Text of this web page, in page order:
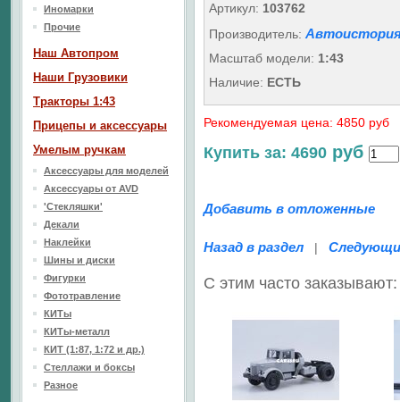
Артикул: 103762
Производитель:
Масштаб модели: 1:43
Наличие: ЕСТЬ
Рекомендуемая цена: 4850 руб
Купить за: 4690 руб
Добавить в отложенные
Назад в раздел |
С этим часто заказывают:
Иномарки
Прочие
Наш Aвтопром
Наши Грузовики
Тракторы 1:43
Прицепы и аксессуары
Умелым ручкам
Аксессуары для моделей
Аксессуары от AVD
'Стекляшки'
Декали
Наклейки
Шины и диски
Фигурки
Фототравление
КИТы
КИТы-металл
КИТ (1:87, 1:72 и др.)
Стеллажи и боксы
Разное